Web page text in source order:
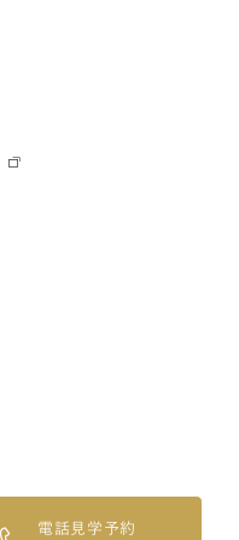
電話見学予約